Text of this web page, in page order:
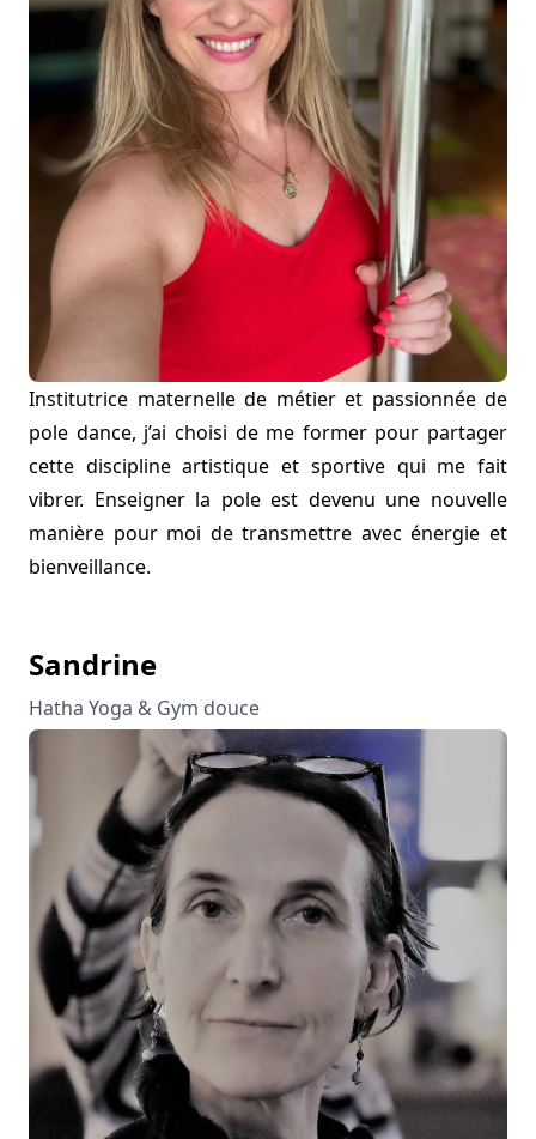
Institutrice maternelle de métier et passionnée de
pole dance, j’ai choisi de me former pour partager
cette discipline artistique et sportive qui me fait
vibrer. Enseigner la pole est devenu une nouvelle
manière pour moi de transmettre avec énergie et
bienveillance.
Sandrine
Hatha Yoga & Gym douce